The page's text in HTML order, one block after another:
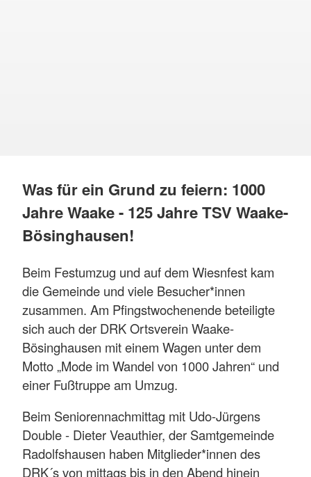
Was für ein Grund zu feiern: 1000
Jahre Waake - 125 Jahre TSV Waake-
Bösinghausen!
Beim Festumzug und auf dem Wiesnfest kam
die Gemeinde und viele Besucher*innen
zusammen. Am Pfingstwochenende beteiligte
sich auch der DRK Ortsverein Waake-
Bösinghausen mit einem Wagen unter dem
Motto „Mode im Wandel von 1000 Jahren“ und
einer Fußtruppe am Umzug.
Beim Seniorennachmittag mit Udo-Jürgens
Double - Dieter Veauthier, der Samtgemeinde
Radolfshausen haben Mitglieder*innen des
DRK´s von mittags bis in den Abend hinein